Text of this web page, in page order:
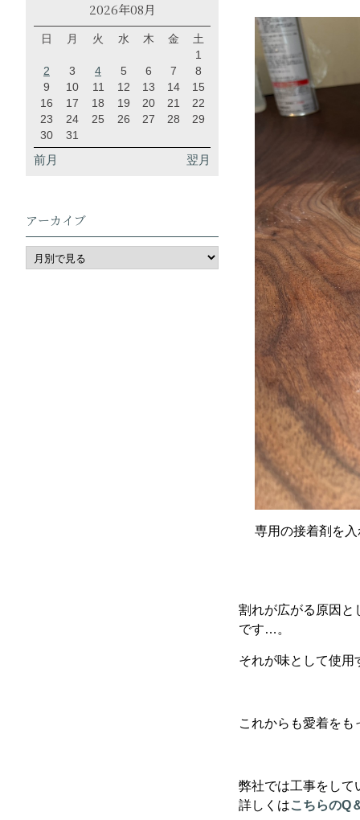
専用の接着剤を
割れが広がる原因と
です…。
それが味として使用
これからも愛着を
弊社では工事をして
詳しくはこちらのQ
2026年08月
日 月 火 水 木 金
土
1
2
3 4 5 6 7
8
9
10 11 12 13 14
15
16
17 18 19 20 21
22
23
24 25 26 27 28
29
30
31
前月 翌月
アーカイブ